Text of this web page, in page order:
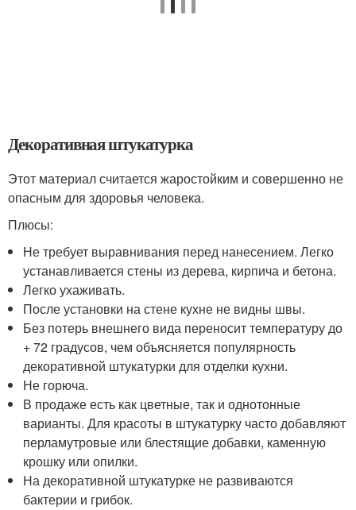
Декоративная штукатурка
Этот материал считается жаростойким и совершенно не
опасным для здоровья человека.
Плюсы:
Не требует выравнивания перед нанесением. Легко
устанавливается стены из дерева, кирпича и бетона.
Легко ухаживать.
После установки на стене кухне не видны швы.
Без потерь внешнего вида переносит температуру до
+ 72 градусов, чем объясняется популярность
декоративной штукатурки для отделки кухни.
Не горюча.
В продаже есть как цветные, так и однотонные
варианты. Для красоты в штукатурку часто добавляют
перламутровые или блестящие добавки, каменную
крошку или опилки.
На декоративной штукатурке не развиваются
бактерии и грибок.